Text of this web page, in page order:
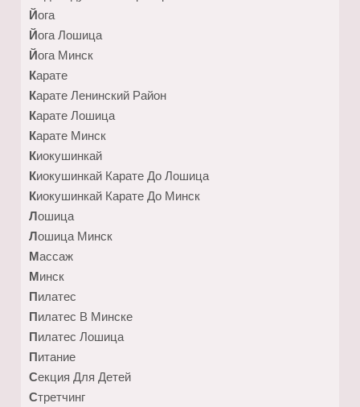
Йога
Йога Лошица
Йога Минск
Карате
Карате Ленинский Район
Карате Лошица
Карате Минск
Киокушинкай
Киокушинкай Карате До Лошица
Киокушинкай Карате До Минск
Лошица
Лошица Минск
Массаж
Минск
Пилатес
Пилатес В Минске
Пилатес Лошица
Питание
Секция Для Детей
Стретчинг